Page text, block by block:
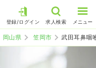
登録/ログイン 求人検索 メニュー
岡山県 笠岡市 武田耳鼻咽